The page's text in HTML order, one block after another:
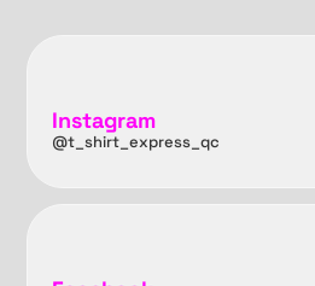
Instagram
@t_shirt_express_qc